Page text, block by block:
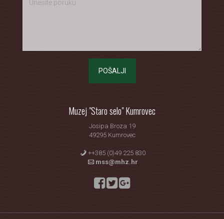
POŠALJI
Muzej "Staro selo" Kumrovec
Josipa Broza 19
49295 Kumrovec
++385 (0)49 225 830
mss@mhz.hr